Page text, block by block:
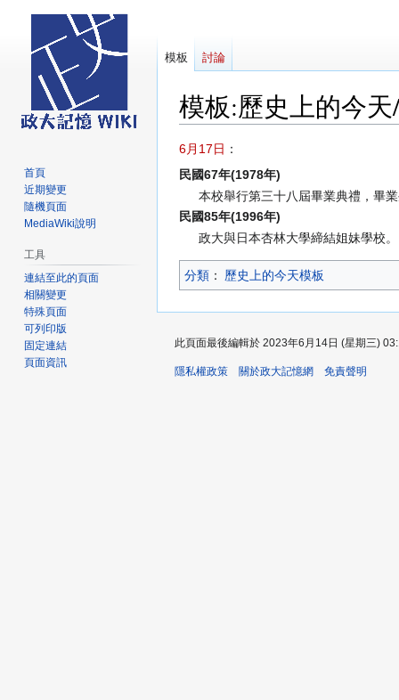
模板:歷史上的今天
跳
至
覽
跳
至
尋
6月17日 ：
民國67年(1978年)
本校舉行第三十八屆畢業典禮，畢
民國85年(1996年)
政大與日本杏林大學締結姐妹學校。
分類 ：​ 歷史上的今天模板
模板 討論
首頁
近期變更
隨機頁面
MediaWiki說明
工具
連結至此的頁面
相關變更
特殊頁面
可列印版
固定連結
頁面資訊
此頁面最後編輯於 2023年6月14日 (星期三)
隱私權政策 關於政大記憶網 免責聲明